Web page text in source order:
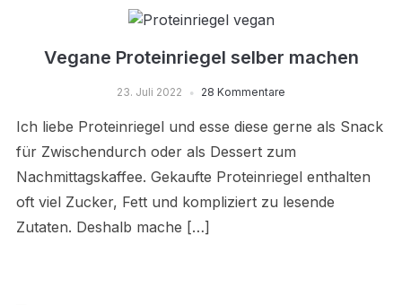
Vegane Proteinriegel selber machen
23. Juli 2022 28 Kommentare
Ich liebe Proteinriegel und esse diese gerne als Snack
für Zwischendurch oder als Dessert zum
Nachmittagskaffee. Gekaufte Proteinriegel enthalten
oft viel Zucker, Fett und kompliziert zu lesende
Zutaten. Deshalb mache […]